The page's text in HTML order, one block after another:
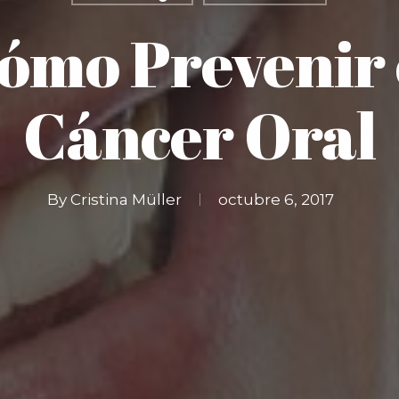
Prevenir
Cáncer Oral
By Cristina Müller octubre 6, 2017